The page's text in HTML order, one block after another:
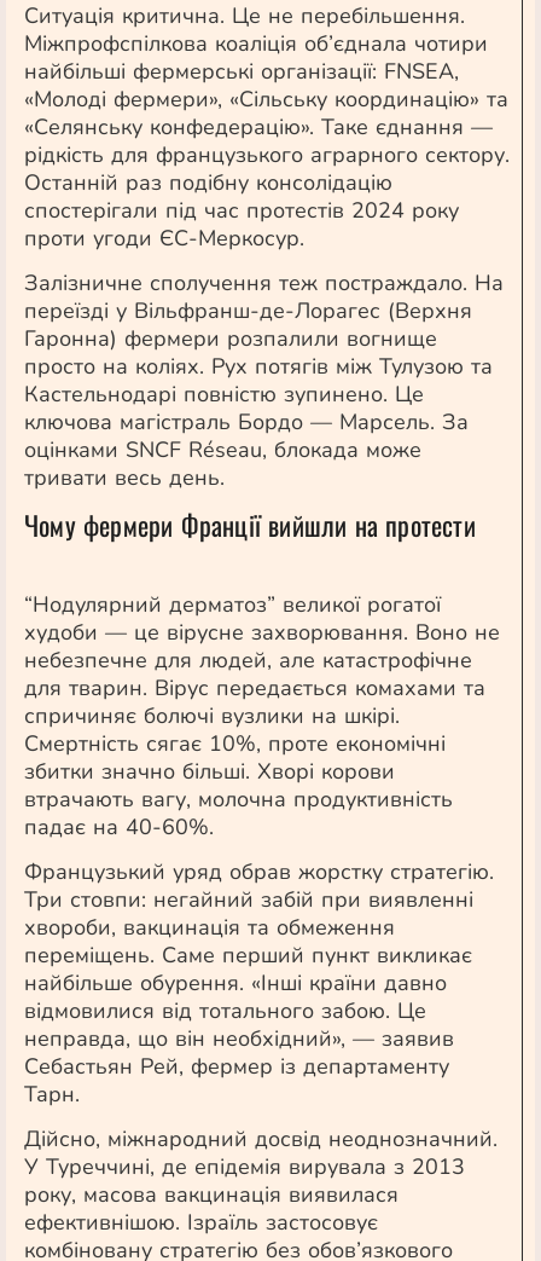
Ситуація критична. Це не перебільшення.
Міжпрофспілкова коаліція об’єднала чотири
найбільші фермерські організації: FNSEA,
«Молоді фермери», «Сільську координацію» та
«Селянську конфедерацію». Таке єднання —
рідкість для французького аграрного сектору.
Останній раз подібну консолідацію
спостерігали під час протестів 2024 року
проти угоди ЄС-Меркосур.
Залізничне сполучення теж постраждало. На
переїзді у Вільфранш-де-Лорагес (Верхня
Гаронна) фермери розпалили вогнище
просто на коліях. Рух потягів між Тулузою та
Кастельнодарі повністю зупинено. Це
ключова магістраль Бордо — Марсель. За
оцінками SNCF Réseau, блокада може
тривати весь день.
Чому фермери Франції вийшли на протести
“Нодулярний дерматоз” великої рогатої
худоби — це вірусне захворювання. Воно не
небезпечне для людей, але катастрофічне
для тварин. Вірус передається комахами та
спричиняє болючі вузлики на шкірі.
Смертність сягає 10%, проте економічні
збитки значно більші. Хворі корови
втрачають вагу, молочна продуктивність
падає на 40-60%.
Французький уряд обрав жорстку стратегію.
Три стовпи: негайний забій при виявленні
хвороби, вакцинація та обмеження
переміщень. Саме перший пункт викликає
найбільше обурення. «Інші країни давно
відмовилися від тотального забою. Це
неправда, що він необхідний», — заявив
Себастьян Рей, фермер із департаменту
Тарн.
Дійсно, міжнародний досвід неоднозначний.
У Туреччині, де епідемія вирувала з 2013
року, масова вакцинація виявилася
ефективнішою. Ізраїль застосовує
комбіновану стратегію без обов’язкового